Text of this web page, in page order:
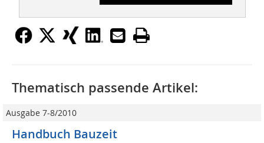
Thematisch passende Artikel:
Ausgabe 7-8/2010
Handbuch Bauzeit